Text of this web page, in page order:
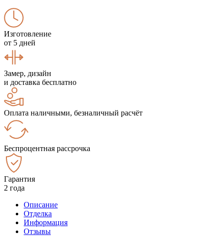
Изготовление
от 5 дней
Замер, дизайн
и доставка бесплатно
Оплата наличными, безналичный расчёт
Беспроцентная рассрочка
Гарантия
2 года
Описание
Отделка
Информация
Отзывы